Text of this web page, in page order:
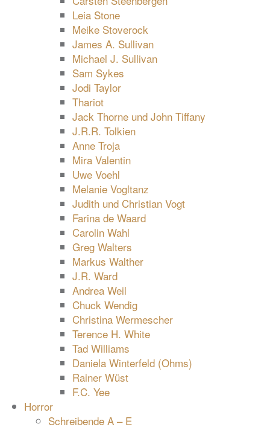
Leia Stone
Meike Stoverock
James A. Sullivan
Michael J. Sullivan
Sam Sykes
Jodi Taylor
Thariot
Jack Thorne und John Tiffany
J.R.R. Tolkien
Anne Troja
Mira Valentin
Uwe Voehl
Melanie Vogltanz
Judith und Christian Vogt
Farina de Waard
Carolin Wahl
Greg Walters
Markus Walther
J.R. Ward
Andrea Weil
Chuck Wendig
Christina Wermescher
Terence H. White
Tad Williams
Daniela Winterfeld (Ohms)
Rainer Wüst
F.C. Yee
Horror
Schreibende A – E